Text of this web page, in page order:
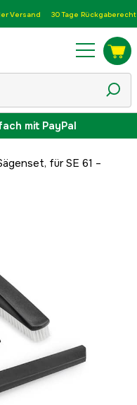
Versand 30 Tage Rückgaberecht
mit PayPal
für SE 61 –